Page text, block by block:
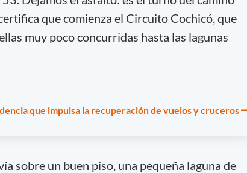
que comienza el Circuito Cochicó, que
muy poco concurridas hasta las lagunas
que impulsa la recuperación de vuelos y cruceros
sobre un buen piso, una pequeña laguna de